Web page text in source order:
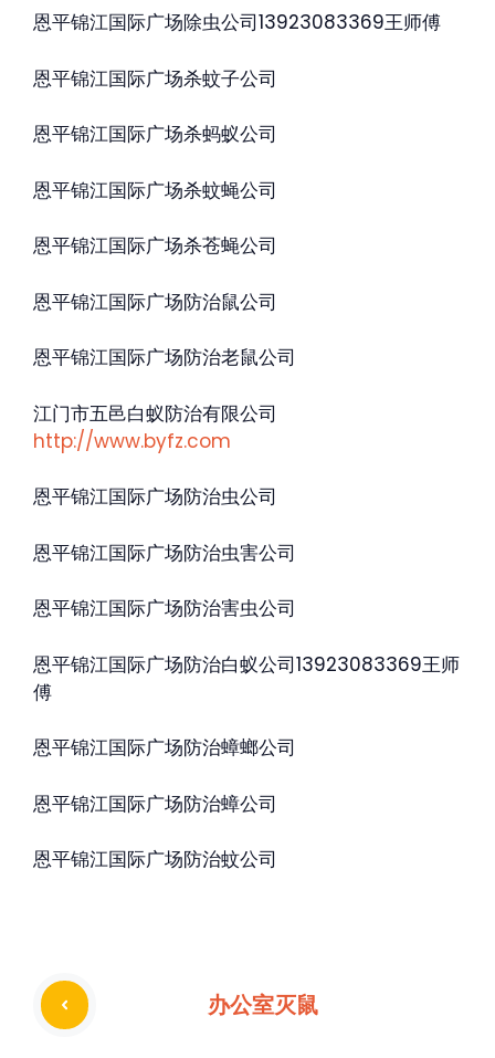
恩平锦江国际广场除虫公司13923083369王师傅
恩平锦江国际广场杀蚊子公司
恩平锦江国际广场杀蚂蚁公司
恩平锦江国际广场杀蚊蝇公司
恩平锦江国际广场杀苍蝇公司
恩平锦江国际广场防治鼠公司
恩平锦江国际广场防治老鼠公司
江门市五邑白蚁防治有限公司
http://www.byfz.com
恩平锦江国际广场防治虫公司
恩平锦江国际广场防治虫害公司
恩平锦江国际广场防治害虫公司
恩平锦江国际广场防治白蚁公司13923083369王师
傅
恩平锦江国际广场防治蟑螂公司
恩平锦江国际广场防治蟑公司
恩平锦江国际广场防治蚊公司
办公室灭鼠